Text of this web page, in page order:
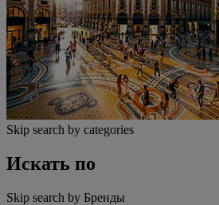
Skip search by categories
Искать по
Skip search by Бренды